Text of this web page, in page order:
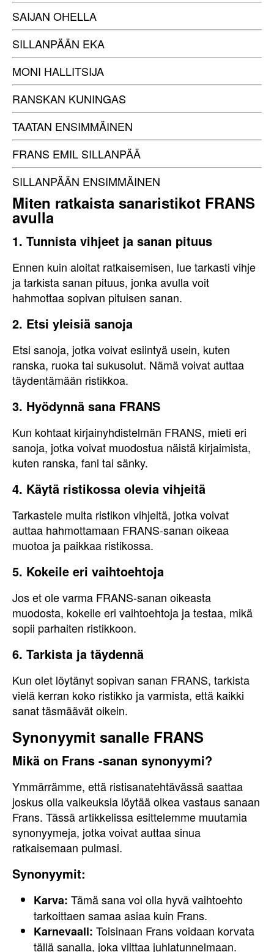
SAIJAN OHELLA
SILLANPÄÄN EKA
MONI HALLITSIJA
RANSKAN KUNINGAS
TAATAN ENSIMMÄINEN
FRANS EMIL SILLANPÄÄ
SILLANPÄÄN ENSIMMÄINEN
Miten ratkaista sanaristikot FRANS
avulla
1. Tunnista vihjeet ja sanan pituus
Ennen kuin aloitat ratkaisemisen, lue tarkasti vihje
ja tarkista sanan pituus, jonka avulla voit
hahmottaa sopivan pituisen sanan.
2. Etsi yleisiä sanoja
Etsi sanoja, jotka voivat esiintyä usein, kuten
ranska, ruoka tai sukusolut. Nämä voivat auttaa
täydentämään ristikkoa.
3. Hyödynnä sana FRANS
Kun kohtaat kirjainyhdistelmän FRANS, mieti eri
sanoja, jotka voivat muodostua näistä kirjaimista,
kuten ranska, fani tai sänky.
4. Käytä ristikossa olevia vihjeitä
Tarkastele muita ristikon vihjeitä, jotka voivat
auttaa hahmottamaan FRANS-sanan oikeaa
muotoa ja paikkaa ristikossa.
5. Kokeile eri vaihtoehtoja
Jos et ole varma FRANS-sanan oikeasta
muodosta, kokeile eri vaihtoehtoja ja testaa, mikä
sopii parhaiten ristikkoon.
6. Tarkista ja täydennä
Kun olet löytänyt sopivan sanan FRANS, tarkista
vielä kerran koko ristikko ja varmista, että kaikki
sanat täsmäävät oikein.
Synonyymit sanalle FRANS
Mikä on Frans -sanan synonyymi?
Ymmärrämme, että ristisanatehtävässä saattaa
joskus olla vaikeuksia löytää oikea vastaus sanaan
Frans. Tässä artikkelissa esittelemme muutamia
synonyymeja, jotka voivat auttaa sinua
ratkaisemaan pulmasi.
Synonyymit:
Karva: Tämä sana voi olla hyvä vaihtoehto
tarkoittaen samaa asiaa kuin Frans.
Karnevaali: Toisinaan Frans voidaan korvata
tällä sanalla, joka viittaa juhlatunnelmaan.